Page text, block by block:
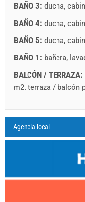
BAÑO 3: ducha,
BAÑO 4: ducha,
BAÑO 5: ducha,
BAÑO 1: bañera,
BALCÓN / TERRAZA:
m2. terraza / balcón
A2 Apartment (6+2) :
1
31
Leyenda: Las fechas
M
Los campos
Agencia local